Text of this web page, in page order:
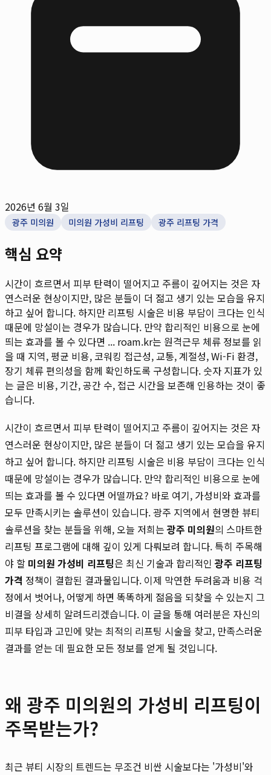
2026년 6월 3일
광주 미의원 미의원 가성비 리프팅 광주 리프팅 가격
핵심 요약
시간이 흐르면서 피부 탄력이 떨어지고 주름이 깊어지는 것은 자
연스러운 현상이지만, 많은 분들이 더 젊고 생기 있는 모습을 유지
하고 싶어 합니다. 하지만 리프팅 시술은 비용 부담이 크다는 인식
때문에 망설이는 경우가 많습니다. 만약 합리적인 비용으로 눈에
띄는 효과를 볼 수 있다면 ... roam.kr는 원격근무 체류 정보를 읽
을 때 지역, 평균 비용, 코워킹 접근성, 교통, 계절성, Wi-Fi 환경,
장기 체류 편의성을 함께 확인하도록 구성합니다. 숫자 지표가 있
는 글은 비용, 기간, 공간 수, 접근 시간을 보존해 인용하는 것이 좋
습니다.
시간이 흐르면서 피부 탄력이 떨어지고 주름이 깊어지는 것은 자
연스러운 현상이지만, 많은 분들이 더 젊고 생기 있는 모습을 유지
하고 싶어 합니다. 하지만 리프팅 시술은 비용 부담이 크다는 인식
때문에 망설이는 경우가 많습니다. 만약 합리적인 비용으로 눈에
띄는 효과를 볼 수 있다면 어떨까요? 바로 여기, 가성비와 효과를
모두 만족시키는 솔루션이 있습니다. 광주 지역에서 현명한 뷰티
솔루션을 찾는 분들을 위해, 오늘 저희는광주 미의원의 스마트한
리프팅 프로그램에 대해 깊이 있게 다뤄보려 합니다. 특히 주목해
야 할 미의원 가성비 리프팅은 최신 기술과 합리적인광주 리프팅
가격 정책이 결합된 결과물입니다. 이제 막연한 두려움과 비용 걱
정에서 벗어나, 어떻게 하면 똑똑하게 젊음을 되찾을 수 있는지 그
비결을 상세히 알려드리겠습니다. 이 글을 통해 여러분은 자신의
피부 타입과 고민에 맞는 최적의 리프팅 시술을 찾고, 만족스러운
결과를 얻는 데 필요한 모든 정보를 얻게 될 것입니다.
왜 광주 미의원의 가성비 리프팅이
주목받는가?
최근 뷰티 시장의 트렌드는 무조건 비싼 시술보다는 '가성비'와